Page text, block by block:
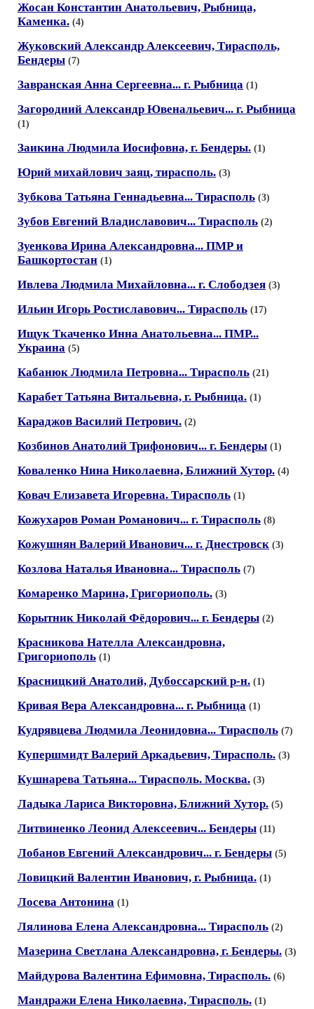
Жосан Константин Анатольевич, Рыбница,
Каменка. (4)
Жуковский Александр Алексеевич, Тирасполь,
Бендеры (7)
Завранская Анна Сергеевна... г. Рыбница (1)
Загородний Александр Ювенальевич... г. Рыбница
(1)
Заикина Людмила Иосифовна, г. Бендеры. (1)
Юрий михайлович заяц, тирасполь. (3)
Зубкова Татьяна Геннадьевна... Тирасполь (3)
Зубов Евгений Владиславович... Тирасполь (2)
Зуенкова Ирина Александровна... ПМР и
Башкортостан (1)
Ивлева Людмила Михайловна... г. Слободзея (3)
Ильин Игорь Ростиславович... Тирасполь (17)
Ищук Ткаченко Инна Анатольевна... ПМР...
Украина (5)
Кабанюк Людмила Петровна... Тирасполь (21)
Карабет Татьяна Витальевна, г. Рыбница. (1)
Караджов Василий Петрович. (2)
Козбинов Анатолий Трифонович... г. Бендеры (1)
Коваленко Нина Николаевна, Ближний Хутор. (4)
Ковач Елизавета Игоревна. Тирасполь (1)
Кожухаров Роман Романович... г. Тирасполь (8)
Кожушнян Валерий Иванович... г. Днестровск (3)
Козлова Наталья Ивановна... Тирасполь (7)
Комаренко Марина, Григориополь. (3)
Корытник Николай Фёдорович... г. Бендеры (2)
Красникова Нателла Александровна,
Григориополь (1)
Красницкий Анатолий, Дубоссарский р-н. (1)
Кривая Вера Александровна... г. Рыбница (1)
Кудрявцева Людмила Леонидовна... Тирасполь (7)
Купершмидт Валерий Аркадьевич, Тирасполь. (3)
Кушнарева Татьяна... Тирасполь. Москва. (3)
Ладыка Лариса Викторовна, Ближний Хутор. (5)
Литвиненко Леонид Алексеевич... Бендеры (11)
Лобанов Евгений Александрович... г. Бендеры (5)
Ловицкий Валентин Иванович, г. Рыбница. (1)
Лосева Антонина (1)
Лялинова Елена Александровна... Тирасполь (2)
Мазерина Светлана Александровна, г. Бендеры. (3)
Майдурова Валентина Ефимовна, Тирасполь. (6)
Мандражи Елена Николаевна, Тирасполь. (1)